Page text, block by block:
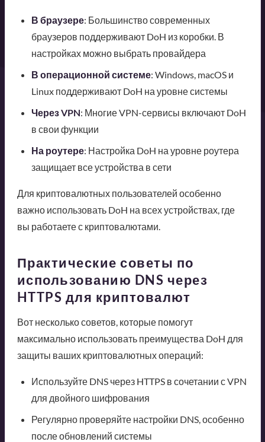
В браузере: Большинство современных
браузеров поддерживают DoH из коробки. В
настройках можно выбрать провайдера
В операционной системе: Windows, macOS и
Linux поддерживают DoH на уровне системы
Через VPN: Многие VPN-сервисы включают DoH
в свои функции
На роутере: Настройка DoH на уровне роутера
защищает все устройства в сети
Для криптовалютных пользователей особенно
важно использовать DoH на всех устройствах, где
вы работаете с криптовалютами.
Практические советы по
использованию DNS через
HTTPS для криптовалют
Вот несколько советов, которые помогут
максимально использовать преимущества DoH для
защиты ваших криптовалютных операций:
Используйте DNS через HTTPS в сочетании с VPN
для двойного шифрования
Регулярно проверяйте настройки DNS, особенно
после обновлений системы